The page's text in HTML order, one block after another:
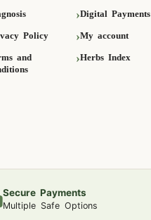
Digital Payments
Policy My account
and
Herbs Index
Secure Payments
Multiple Safe Options